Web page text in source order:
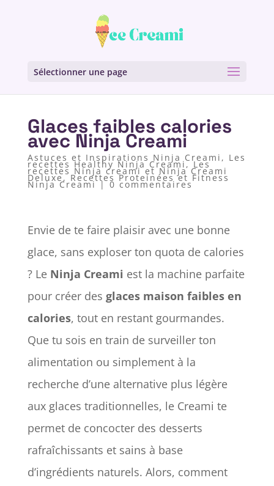
Sélectionner une page
Glaces faibles calories
avec Ninja Creami
Astuces et Inspirations Ninja Creami , Les
recettes Healthy Ninja Creami,Les
recettes Ninja creami et Ninja Creami
Deluxe, Recettes Proteinées et Fitness
Ninja Creami|0 commentaires
Envie de te faire plaisir avec une bonne
glace, sans exploser ton quota de calories
? Le Ninja Creami est la machine parfaite
pour créer des glaces maison faibles en
calories, tout en restant gourmandes.
Que tu sois en train de surveiller ton
alimentation ou simplement à la
recherche d’une alternative plus légère
aux glaces traditionnelles, le Creami te
permet de concocter des desserts
rafraîchissants et sains à base
d’ingrédients naturels. Alors, comment